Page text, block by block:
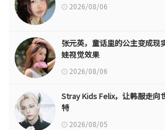
2026/08/06
张元英，童话里的公主变成
娃视觉效果
2026/08/06
Stray Kids Felix，让韩服走
特
2026/08/05